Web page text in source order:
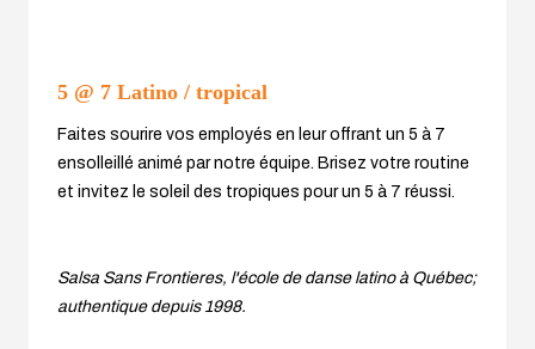
5 @ 7 Latino / tropical
Faites sourire vos employés en leur offrant un 5 à 7
ensolleillé animé par notre équipe. Brisez votre routine
et invitez le soleil des tropiques pour un 5 à 7 réussi.
Salsa Sans Frontieres, l'école de danse latino à Québec;
authentique depuis 1998.